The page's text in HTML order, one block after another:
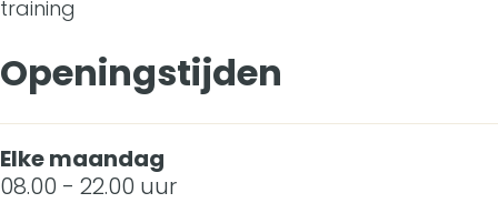
k
o
s
training
Openingstijden
Elke maandag
08.00 - 22.00 uur